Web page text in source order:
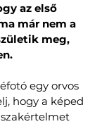
az első
már nem a
meg,
egy orvos
hogy a képed